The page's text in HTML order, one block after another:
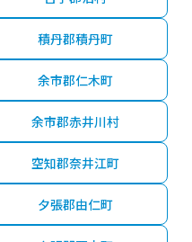
積丹郡積丹町
余市郡仁木町
余市郡赤井川村
空知郡奈井江町
夕張郡由仁町